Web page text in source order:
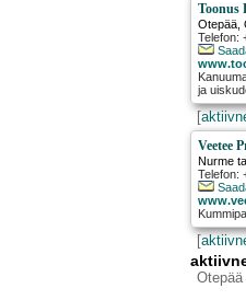
Toonus
Otepää ,
Telefon:
ja
[
Veetee
Nurme
Telefon:
[
Otepää